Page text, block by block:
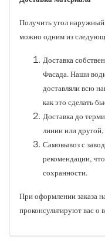
Получить угол
можно одним из
Доставка
Фасада. Наши
доставляли всю
как это сделать
Доставка до
линии или
Самовывоз с
рекомендации,
сохранности.
При оформлении заказа
проконсультируют вас о